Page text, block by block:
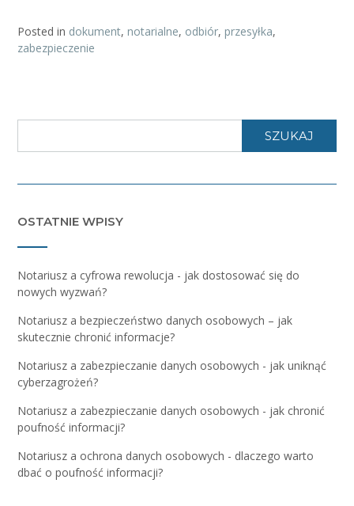
Posted in dokument, notarialne, odbiór, przesyłka,
zabezpieczenie
SZUKAJ
OSTATNIE WPISY
Notariusz a cyfrowa rewolucja - jak dostosować się do
nowych wyzwań?
Notariusz a bezpieczeństwo danych osobowych – jak
skutecznie chronić informacje?
Notariusz a zabezpieczanie danych osobowych - jak uniknąć
cyberzagrożeń?
Notariusz a zabezpieczanie danych osobowych - jak chronić
poufność informacji?
Notariusz a ochrona danych osobowych - dlaczego warto
dbać o poufność informacji?